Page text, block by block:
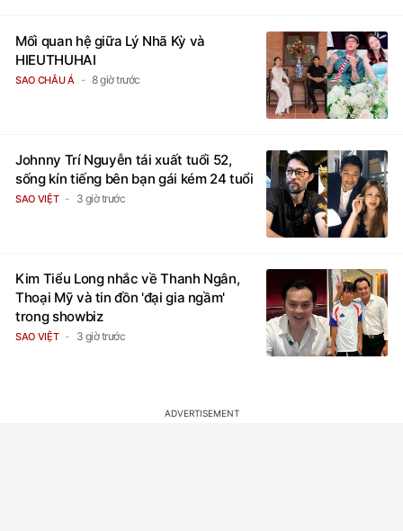
Mối quan hệ giữa Lý Nhã Kỳ và
HIEUTHUHAI
SAO CHÂU Á 8 giờ trước
Johnny Trí Nguyễn tái xuất tuổi 52,
sống kín tiếng bên bạn gái kém 24 tuổi
SAO VIỆT 3 giờ trước
Kim Tiểu Long nhắc về Thanh Ngân,
Thoại Mỹ và tin đồn 'đại gia ngầm'
trong showbiz
SAO VIỆT 3 giờ trước